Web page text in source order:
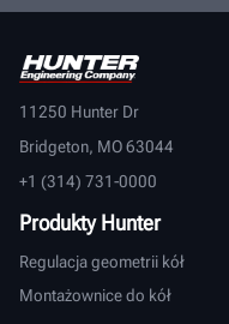
11250 Hunter Dr
Bridgeton, MO 63044
+1 (314) 731-0000
Produkty Hunter
Regulacja geometrii kół
Montażownice do kół